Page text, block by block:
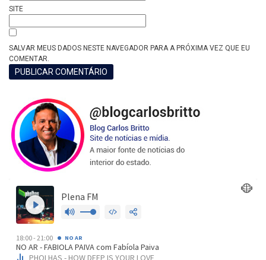
SITE
SALVAR MEUS DADOS NESTE NAVEGADOR PARA A PRÓXIMA VEZ QUE EU
COMENTAR.